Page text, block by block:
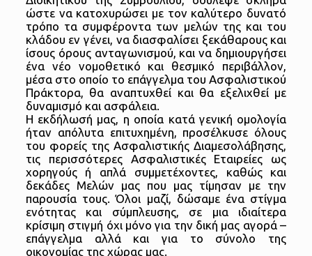
ώστε να κατοχυρώσει με τον καλύτερο δυνατό
τρόπο τα συμφέροντα των μελών της και του
κλάδου εν γένει, να διασφαλίσει ξεκάθαρους και
ίσους όρους ανταγωνισμού, και να δημιουργήσει
ένα νέο νομοθετικό και θεσμικό περιβάλλον,
μέσα στο οποίο το επάγγελμα του Ασφαλιστικού
Πράκτορα, θα αναπτυχθεί και θα εξελιχθεί με
δυναμισμό και ασφάλεια.
Η εκδήλωσή μας, η οποία κατά γενική ομολογία
ήταν απόλυτα επιτυχημένη, προσέλκυσε όλους
του φορείς της Ασφαλιστικής Διαμεσολάβησης,
τις περισσότερες Ασφαλιστικές Εταιρείες ως
χορηγούς ή απλά συμμετέχοντες, καθώς και
δεκάδες Μελών μας που μας τίμησαν με την
παρουσία τους. Όλοι μαζί, δώσαμε ένα στίγμα
ενότητας και σύμπλευσης, σε μια ιδιαίτερα
κρίσιμη στιγμή όχι μόνο για την δική μας αγορά –
επάγγελμα αλλά και για το σύνολο της
οικονομίας της χώρας μας.